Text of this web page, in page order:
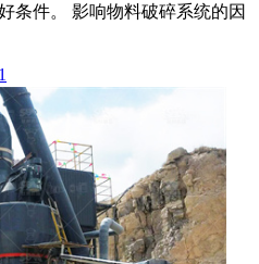
条件。 影响物料破碎系统的因